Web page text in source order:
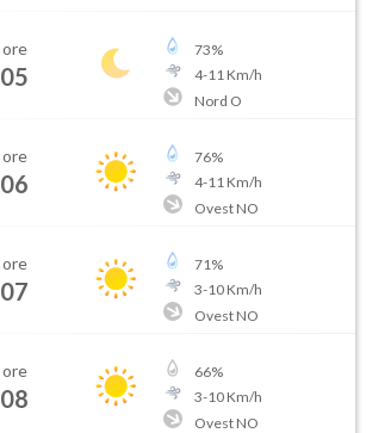
ore
05
73%
4-11Km/h
Nord O
ore
06
76%
4-11Km/h
Ovest NO
ore
07
71%
3-10Km/h
Ovest NO
ore
08
66%
3-10Km/h
Ovest NO